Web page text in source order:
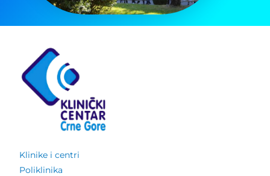
Klinike i centri
Poliklinika